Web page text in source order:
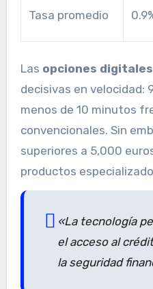
Tasa promedio
Las opciones digitales
decisivas en velocidad:
menos de 10 minutos
convencionales. Sin
superiores a 5,000
productos
«La tecnología
el acceso al
la seguridad